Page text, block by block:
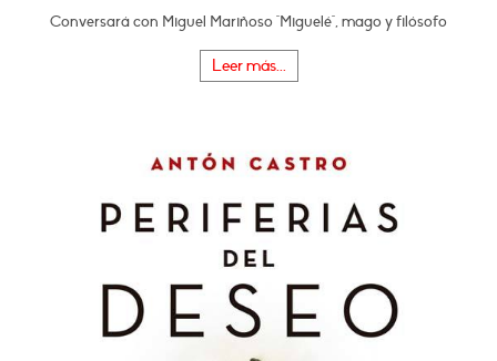
Conversará con Miguel Mariñoso "Miguelé", mago y filósofo
Leer más...